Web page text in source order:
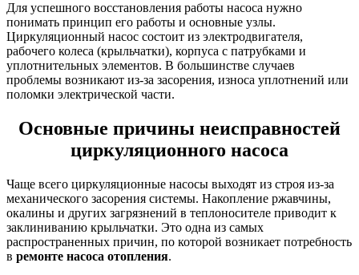
Для успешного восстановления работы насоса нужно
понимать принцип его работы и основные узлы.
Циркуляционный насос состоит из электродвигателя,
рабочего колеса (крыльчатки), корпуса с патрубками и
уплотнительных элементов. В большинстве случаев
проблемы возникают из-за засорения, износа уплотнений или
поломки электрической части.
Основные причины неисправностей
циркуляционного насоса
Чаще всего циркуляционные насосы выходят из строя из-за
механического засорения системы. Накопление ржавчины,
окалины и других загрязнений в теплоносителе приводит к
заклиниванию крыльчатки. Это одна из самых
распространенных причин, по которой возникает потребность
в ремонте насоса отопления.